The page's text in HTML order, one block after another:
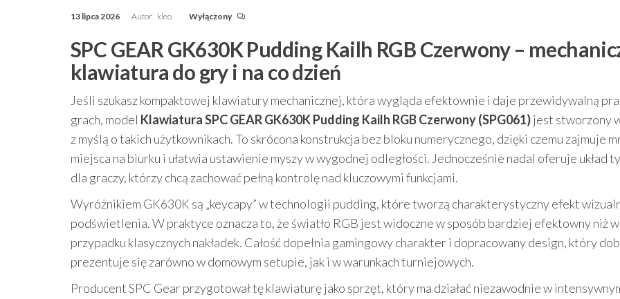
13 lipca 2026 Autor kleo Wyłączony
SPC GEAR GK630K Pudding Kailh RGB Czerwony –
klawiatura do gry i na co dzień
Jeśli szukasz kompaktowej klawiatury mechanicznej, która wygląda efektownie i daje przewidywalną
grach, model Klawiatura SPC GEAR GK630K Pudding Kailh RGB Czerwony (SPG061)jest stworzony
z myślą o takich użytkownikach. To skrócona konstrukcja bez bloku numerycznego, dzięki czemu zajmuje
miejsca na biurku i ułatwia ustawienie myszy w wygodnej odległości. Jednocześnie nadal oferuje układ
dla graczy, którzy chcą zachować pełną kontrolę nad kluczowymi funkcjami.
Wyróżnikiem GK630K są „keycapy” w technologii pudding, które tworzą charakterystyczny efekt
podświetlenia. W praktyce oznacza to, że światło RGB jest widoczne w sposób bardziej efektowny niż w
przypadku klasycznych nakładek. Całość dopełnia gamingowy charakter i dopracowany design, który
prezentuje się zarówno w domowym setupie, jak i w warunkach turniejowych.
Producent SPC Gear przygotował tę klawiaturę jako sprzęt, który ma działać niezawodnie w